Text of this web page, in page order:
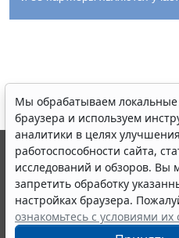
аналитики в целях
настройках браузера.
ознакомьтесь с условиями их
Принять
Erid: 4CQwVszH9pWwojUA9Q3
Получите полный доступ
ГАРАНТ бесплатно на 3 дня!
© ООО "НПП "ГАРАНТ-СЕРВИС",
выпускается с 1990 года.
являются участниками
информации ГАРАНТ.
Портал ГАРАНТ.РУ